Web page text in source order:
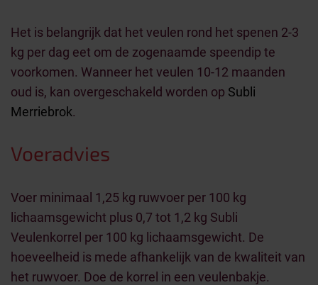
Het is belangrijk dat het veulen rond het spenen 2-3
kg per dag eet om de zogenaamde speendip te
voorkomen. Wanneer het veulen 10-12 maanden
oud is, kan overgeschakeld worden op Subli
Merriebrok.
Voeradvies
Voer minimaal 1,25 kg ruwvoer per 100 kg
lichaamsgewicht plus 0,7 tot 1,2 kg Subli
Veulenkorrel per 100 kg lichaamsgewicht. De
hoeveelheid is mede afhankelijk van de kwaliteit van
het ruwvoer. Doe de korrel in een veulenbakje.